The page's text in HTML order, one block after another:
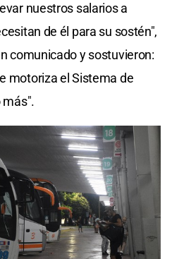
nuestros salarios a
de él para su sostén",
comunicado y sostuvieron:
motoriza el Sistema de
más".